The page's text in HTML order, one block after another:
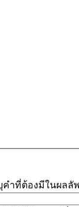
ำที่ต้องมีในผลลั